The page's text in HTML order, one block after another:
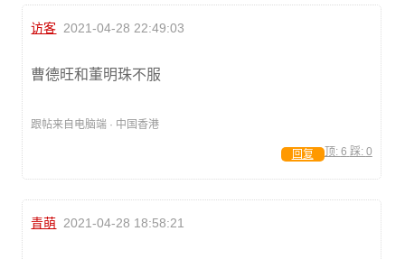
访客 2021-04-28 22:49:03
曹德旺和董明珠不服
跟帖来自电脑端 · 中国香港
顶: 6 踩: 0
回复
青萌 2021-04-28 18:58:21